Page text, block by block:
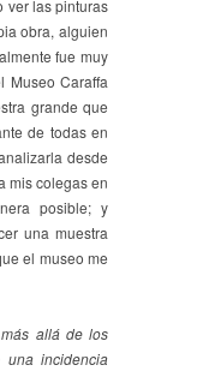
ver las pinturas
obra, alguien
fue muy
Museo Caraffa
grande que
de todas en
desde
mis colegas en
posible; y
una muestra
el museo me
allá de los
incidencia